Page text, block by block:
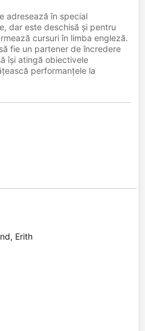
adresează în special
dar este deschisă și pentru
cursuri în limba engleză.
fie un partener de încredere
își atingă obiectivele
performanțele la
Erith